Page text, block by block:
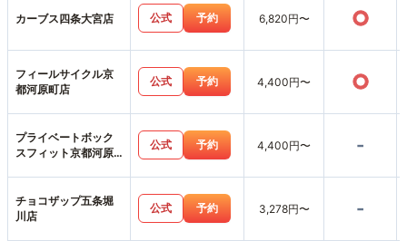
カーブス四条大宮店 公式 予約 6,820円〜 ○
フィールサイクル京
都河原町店
公式 予約 4,400円〜 ○
プライベートボック
スフィット京都河原
公式 予約 4,400円〜 -
チョコザップ五条堀
川店
公式 予約 3,278円〜 -